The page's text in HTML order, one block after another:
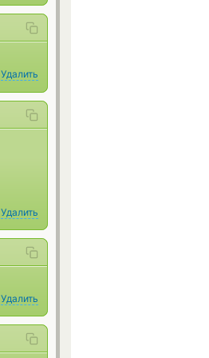
Удалить
Удалить
Удалить